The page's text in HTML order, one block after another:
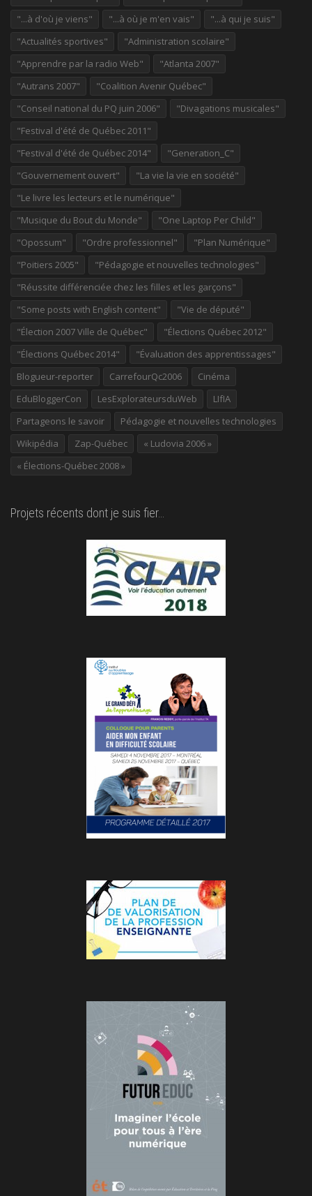
"...à d'où je viens"
"...à où je m'en vais"
"...à qui je suis"
"Actualités sportives"
"Administration scolaire"
"Apprendre par la radio Web"
"Atlanta 2007"
"Autrans 2007"
"Coalition Avenir Québec"
"Conseil national du PQ juin 2006"
"Divagations musicales"
"Festival d'été de Québec 2011"
"Festival d'été de Québec 2014"
"Generation_C"
"Gouvernement ouvert"
"La vie la vie en société"
"Le livre les lecteurs et le numérique"
"Musique du Bout du Monde"
"One Laptop Per Child"
"Opossum"
"Ordre professionnel"
"Plan Numérique"
"Poitiers 2005"
"Pédagogie et nouvelles technologies"
"Réussite différenciée chez les filles et les garçons"
"Some posts with English content"
"Vie de député"
"Élection 2007 Ville de Québec"
"Élections Québec 2012"
"Élections Québec 2014"
"Évaluation des apprentissages"
Blogueur-reporter
CarrefourQc2006
Cinéma
EduBloggerCon
LesExplorateursduWeb
LIfIA
Partageons le savoir
Pédagogie et nouvelles technologies
Wikipédia
Zap-Québec
« Ludovia 2006 »
« Élections-Québec 2008 »
Projets récents dont je suis fier…